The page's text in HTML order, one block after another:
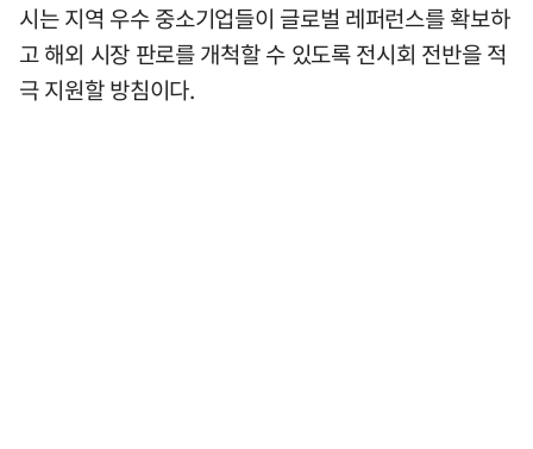
시는 지역 우수 중소기업들이 글로벌 레퍼런스를 확보하
고 해외 시장 판로를 개척할 수 있도록 전시회 전반을 적
극 지원할 방침이다.